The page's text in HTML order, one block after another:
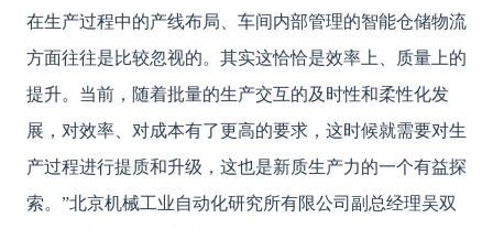
在生产过程中的产线布局、车间内部管理的智能仓储物流
方面往往是比较忽视的。其实这恰恰是效率上、质量上的
提升。当前，随着批量的生产交互的及时性和柔性化发
展，对效率、对成本有了更高的要求，这时候就需要对生
产过程进行提质和升级，这也是新质生产力的一个有益探
索。”北京机械工业自动化研究所有限公司副总经理吴双